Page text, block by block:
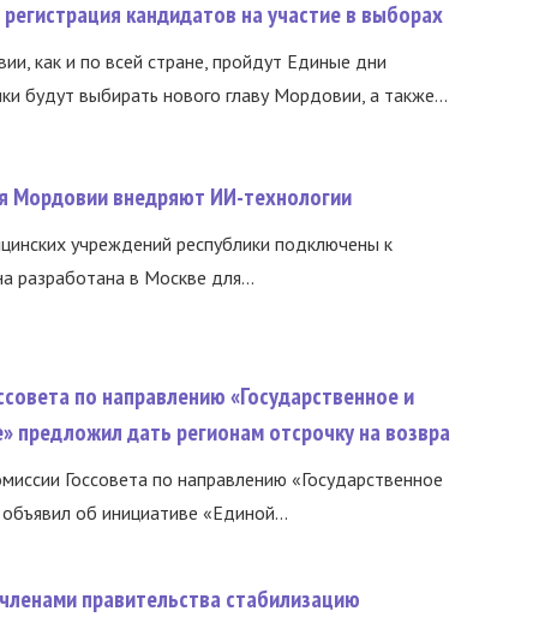
кандидатов на участие в выборах
как и по всей стране, пройдут Единые дни
будут выбирать нового главу Мордовии, а также...
Мордовии внедряют ИИ-технологии
учреждений республики подключены к
в Москве для...
по направлению «Государственное и
предложил дать регионам отсрочку на возвра
Госсовета по направлению «Государственное
об инициативе «Единой...
правительства стабилизацию